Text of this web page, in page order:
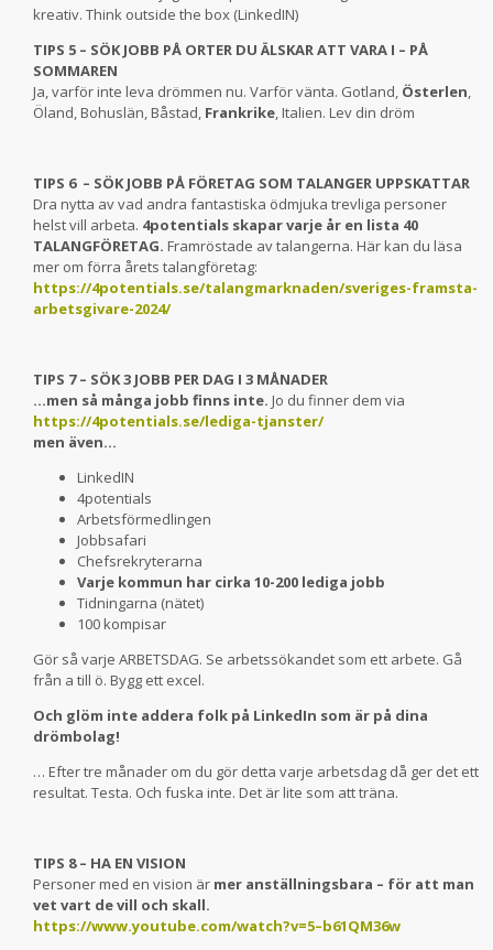
kreativ. Think outside the box (LinkedIN)
TIPS 5 – SÖK JOBB PÅ ORTER DU ÄLSKAR ATT VARA I – PÅ
SOMMAREN
Ja, varför inte leva drömmen nu. Varför vänta. Gotland, Österlen,
Öland, Bohuslän, Båstad, Frankrike, Italien. Lev din dröm
TIPS 6 – SÖK JOBB PÅ FÖRETAG SOM TALANGER UPPSKATTAR
Dra nytta av vad andra fantastiska ödmjuka trevliga personer
helst vill arbeta. 4potentials skapar varje år en lista 40
TALANGFÖRETAG. Framröstade av talangerna. Här kan du läsa
mer om förra årets talangföretag:
https://4potentials.se/talangmarknaden/sveriges-framsta-
arbetsgivare-2024/
TIPS 7 – SÖK 3 JOBB PER DAG I 3 MÅNADER
…men så många jobb finns inte. Jo du finner dem via
https://4potentials.se/lediga-tjanster/
men även…
LinkedIN
4potentials
Arbetsförmedlingen
Jobbsafari
Chefsrekryterarna
Varje kommun har cirka 10-200 lediga jobb
Tidningarna (nätet)
100 kompisar
Gör så varje ARBETSDAG. Se arbetssökandet som ett arbete. Gå
från a till ö. Bygg ett excel.
Och glöm inte addera folk på LinkedIn som är på dina
drömbolag!
… Efter tre månader om du gör detta varje arbetsdag då ger det ett
resultat. Testa. Och fuska inte. Det är lite som att träna.
TIPS 8 – HA EN VISION
Personer med en vision är mer anställningsbara – för att man
vet vart de vill och skall.
https://www.youtube.com/watch?v=5–b61QM36w